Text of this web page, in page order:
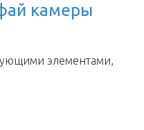
камеры
элементами,